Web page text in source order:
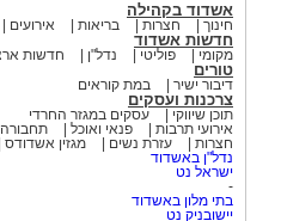
אשדוד בקהילה
חינוך חצרות בריאות אירועים
חדשות אשדוד
מקומי פוליטי נדל"ן חדשות
טורים
דיבור ישיר במת קוראים
צרכנות ועסקים
תוכן שיווקי
עסקים במגזר החרדי
אירועי תרבות
פנאי ואוכל תחבורה
חצרות
עזרת נשים מגזין אשדודס
נדל"ן באשדוד
ישראל נט
-
בתי מלון באשדוד
יישובניק נט